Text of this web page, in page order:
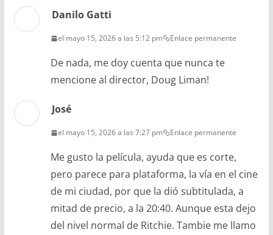
Danilo Gatti
el mayo 15, 2026 a las 5:12 pm Enlace permanente
De nada, me doy cuenta que nunca te
mencione al director, Doug Liman!
José
el mayo 15, 2026 a las 7:27 pm Enlace permanente
Me gusto la película, ayuda que es corte,
pero parece para plataforma, la vía en el cine
de mi ciudad, por que la dió subtitulada, a
mitad de precio, a la 20:40. Aunque esta dejo
del nivel normal de Ritchie. Tambie me llamo